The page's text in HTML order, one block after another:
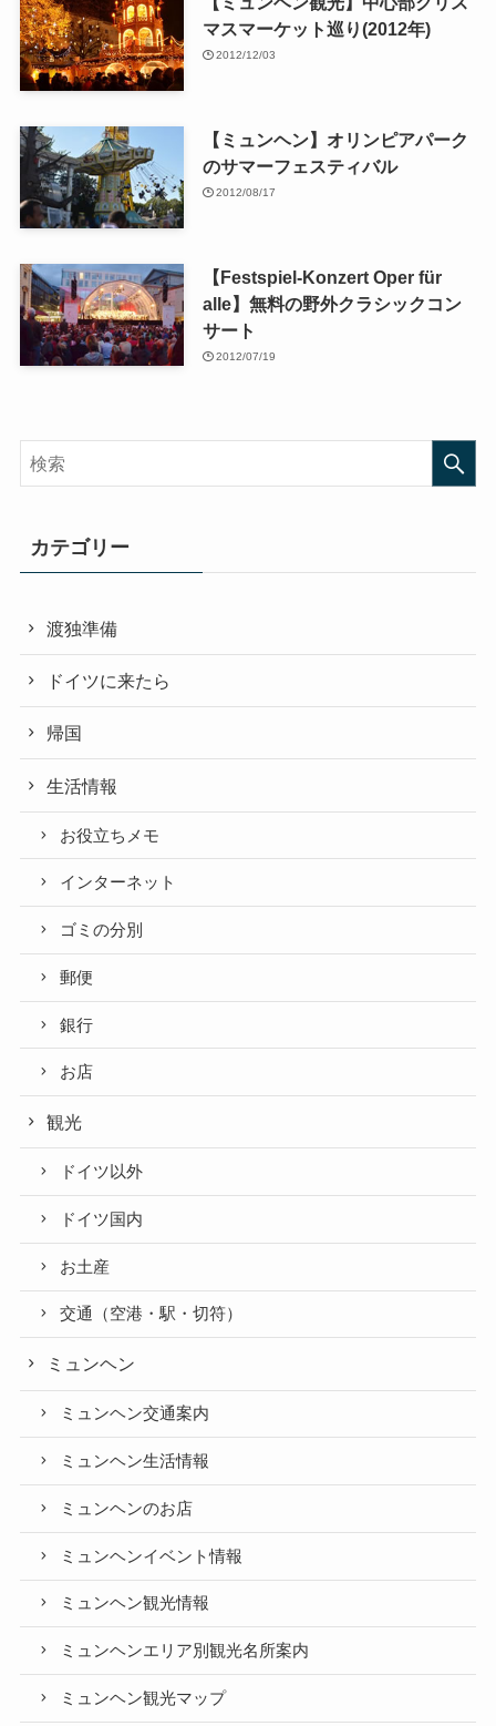
マスマーケット巡り(2012年)
2012/12/03
【ミュンヘン】オリンピアパーク
のサマーフェスティバル
2012/08/17
【Festspiel-Konzert Oper für
alle】無料の野外クラシックコン
サート
2012/07/19
カテゴリー
渡独準備
ドイツに来たら
帰国
生活情報
お役立ちメモ
インターネット
ゴミの分別
郵便
銀行
お店
観光
ドイツ以外
ドイツ国内
お土産
交通（空港・駅・切符）
ミュンヘン
ミュンヘン交通案内
ミュンヘン生活情報
ミュンヘンのお店
ミュンヘンイベント情報
ミュンヘン観光情報
ミュンヘンエリア別観光名所案内
ミュンヘン観光マップ